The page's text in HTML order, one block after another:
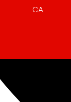
CA